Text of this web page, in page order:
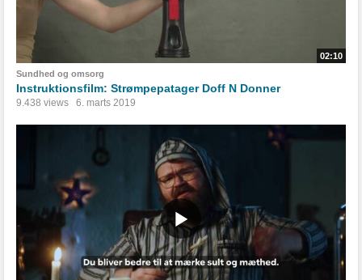
02:10
Sundhed og omsorg
Instruktionsfilm: Strømpepatager Doff N Donner
9.438 views 6. marts 2019